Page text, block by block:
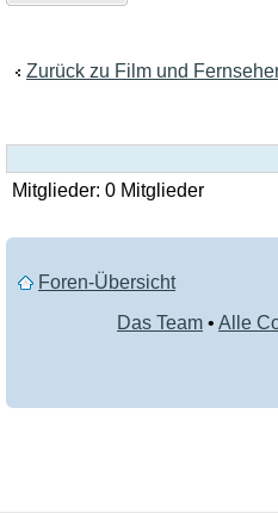
erstellen
Zurück zu Film und
Mitglieder: 0 Mitglieder
Foren-Übersicht
Das Team • Alle